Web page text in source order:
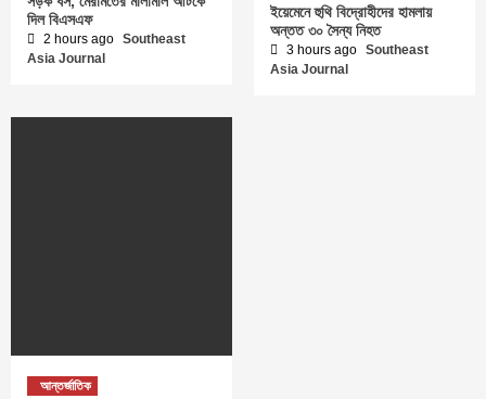
দিল বিএসএফ
2 hours ago Southeast
Asia Journal
ইয়েমেনে হুথি বিদ্রোহীদের হামলায়
অন্তত ৩০ সৈন্য নিহত
3 hours ago Southeast
Asia Journal
আন্তর্জাতিক